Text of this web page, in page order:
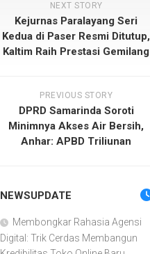
NEXT STORY
Kejurnas Paralayang Seri
Kedua di Paser Resmi Ditutup,
Kaltim Raih Prestasi Gemilang
PREVIOUS STORY
DPRD Samarinda Soroti
Minimnya Akses Air Bersih,
Anhar: APBD Triliunan
NEWSUPDATE
Membongkar Rahasia Agensi
Digital: Trik Cerdas Membangun